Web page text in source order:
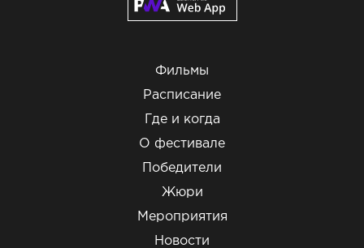
Фильмы
Расписание
Где и когда
О фестивале
Победители
Жюри
Мероприятия
Новости